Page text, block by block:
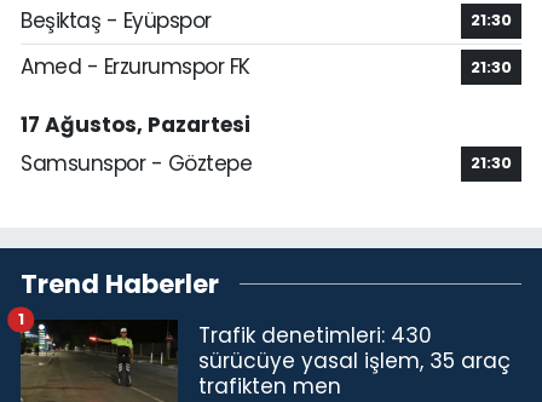
Beşiktaş - Eyüpspor 21:30
Amed - Erzurumspor FK 21:30
17 Ağustos, Pazartesi
Samsunspor - Göztepe
21:30
Trend Haberler
Trafik denetimleri: 430
sürücüye yasal işlem, 35 araç
trafikten men
1